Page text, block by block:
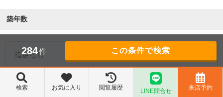
築年数
284件
検索 お気に入り 閲覧履歴 LINE問合せ 来店予約